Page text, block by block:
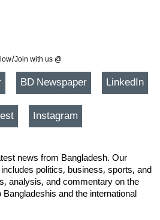
Join with us @
BD Newspaper LinkedIn
Instagram
news from Bangladesh. Our
politics, business, sports, and
analysis, and commentary on the
and the international